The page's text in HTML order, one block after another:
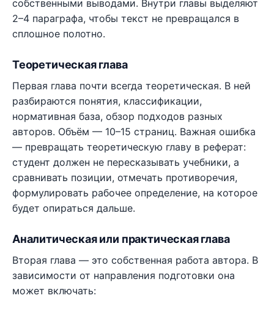
собственными выводами. Внутри главы выделяют
2–4 параграфа, чтобы текст не превращался в
сплошное полотно.
Теоретическая глава
Первая глава почти всегда теоретическая. В ней
разбираются понятия, классификации,
нормативная база, обзор подходов разных
авторов. Объём — 10–15 страниц. Важная ошибка
— превращать теоретическую главу в реферат:
студент должен не пересказывать учебники, а
сравнивать позиции, отмечать противоречия,
формулировать рабочее определение, на которое
будет опираться дальше.
Аналитическая или практическая глава
Вторая глава — это собственная работа автора. В
зависимости от направления подготовки она
может включать: